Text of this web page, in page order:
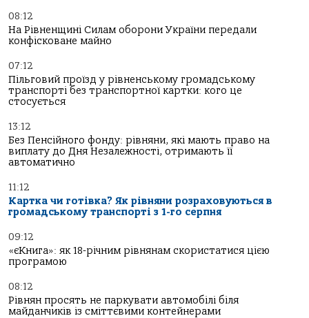
08:12
На Рівненщині Силам оборони України передали
конфісковане майно
07:12
Пільговий проїзд у рівненському громадському
транспорті без транспортної картки: кого це
стосується
13:12
Без Пенсійного фонду: рівняни, які мають право на
виплату до Дня Незалежності, отримають її
автоматично
11:12
Картка чи готівка? Як рівняни розраховуються в
громадському транспорті з 1-го серпня
09:12
«єКнига»: як 18-річним рівнянам скористатися цією
програмою
08:12
Рівнян просять не паркувати автомобілі біля
майданчиків із сміттєвими контейнерами